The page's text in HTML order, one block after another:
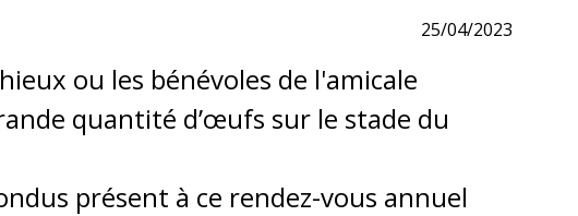
25/04/2023
ou les bénévoles de l'amicale
quantité d’œufs sur le stade du
présent à ce rendez-vous annuel